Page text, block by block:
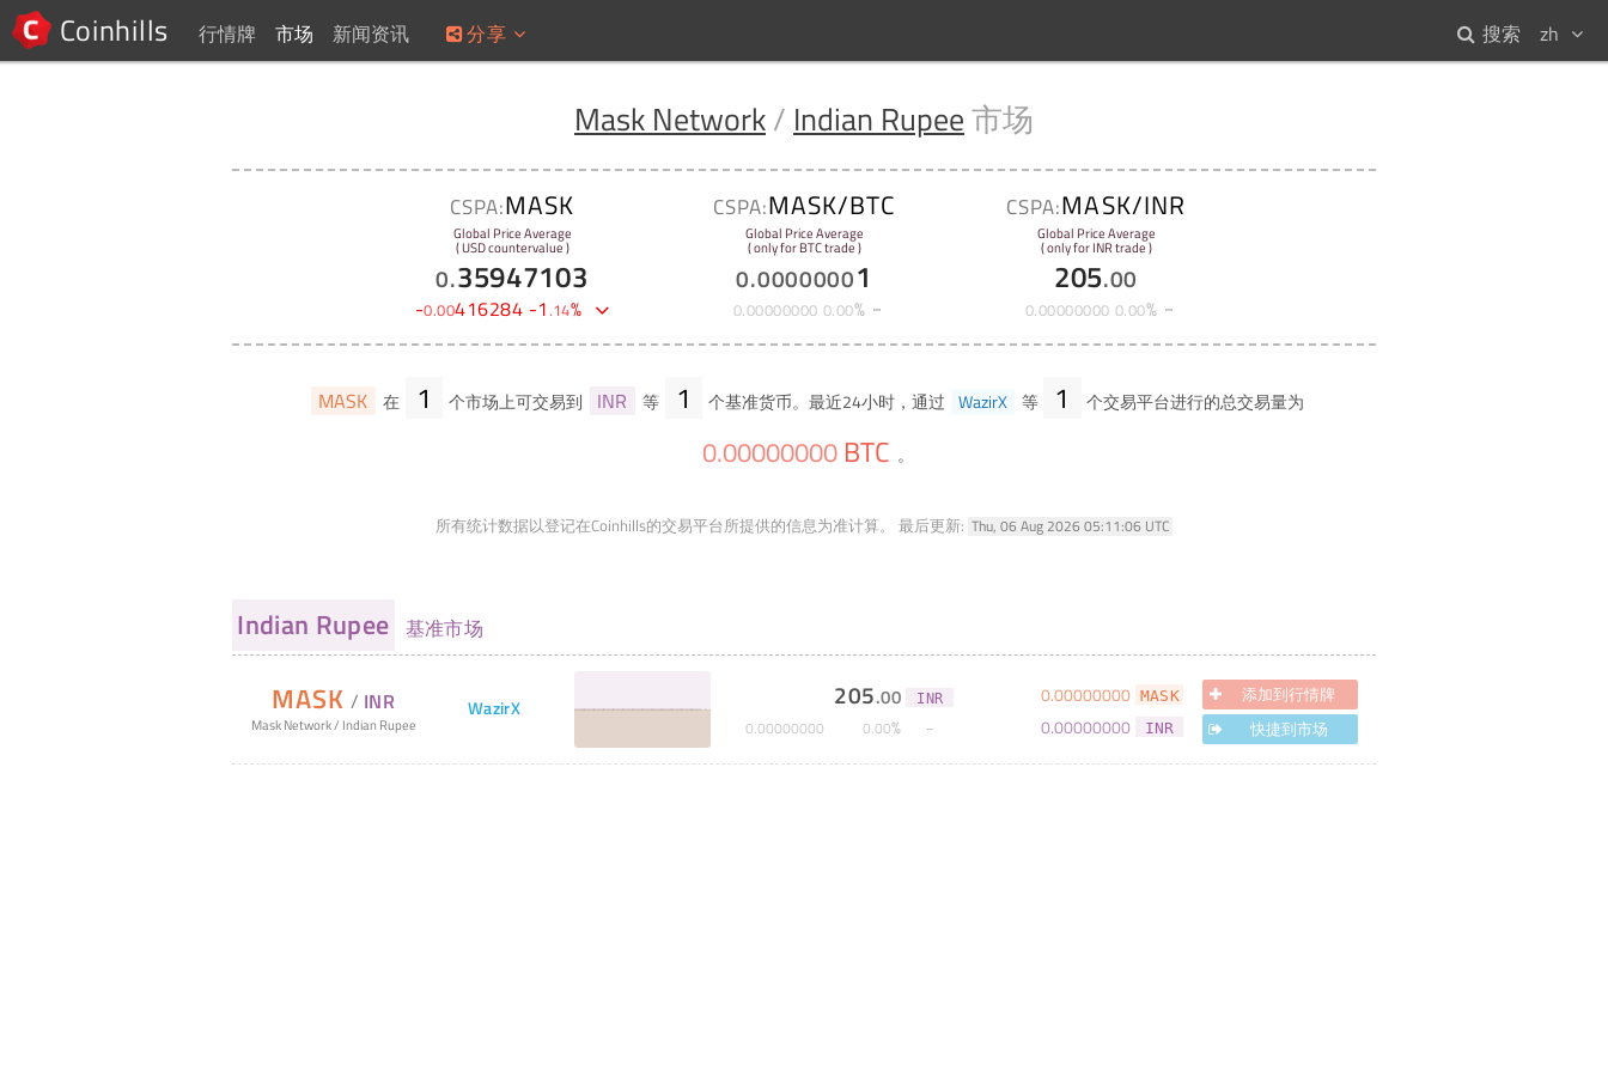
Coinhills 行情牌 市场 新闻资讯 分享 zh
搜索
Mask Network/ Indian Rupee市场
CSPA:MASK
Global Price Average
( USD countervalue )
0.35947103
-0.00416284 -1.14%
CSPA:MASK/BTC
Global Price Average
( only for BTC trade )
0.00000001
0.00000000 0.00%
CSPA:MASK/INR
Global Price Average
( only for INR trade )
205.00
0.00000000 0.00%
MASK 在 1 个市场上可交易到 INR 等 1 个基准货币。最近24小时，通过 WazirX 等 1 个交易平台进行的总交易量为
0.00000000 BTC 。
所有统计数据以登记在Coinhills的交易平台所提供的信息为准计算。 最后更新: Thu, 06 Aug 2026 05:11:06 UTC
Indian Rupee 基准市场
MASK / INR
Mask Network/ Indian Rupee
WazirX 205.00 INR
0.00000000 0.00%
0.00000000 MASK
0.00000000 INR
添加到行情牌
快捷到市场